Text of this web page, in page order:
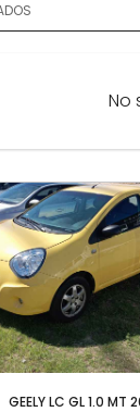
No
GEELY LC GL 1.0 MT